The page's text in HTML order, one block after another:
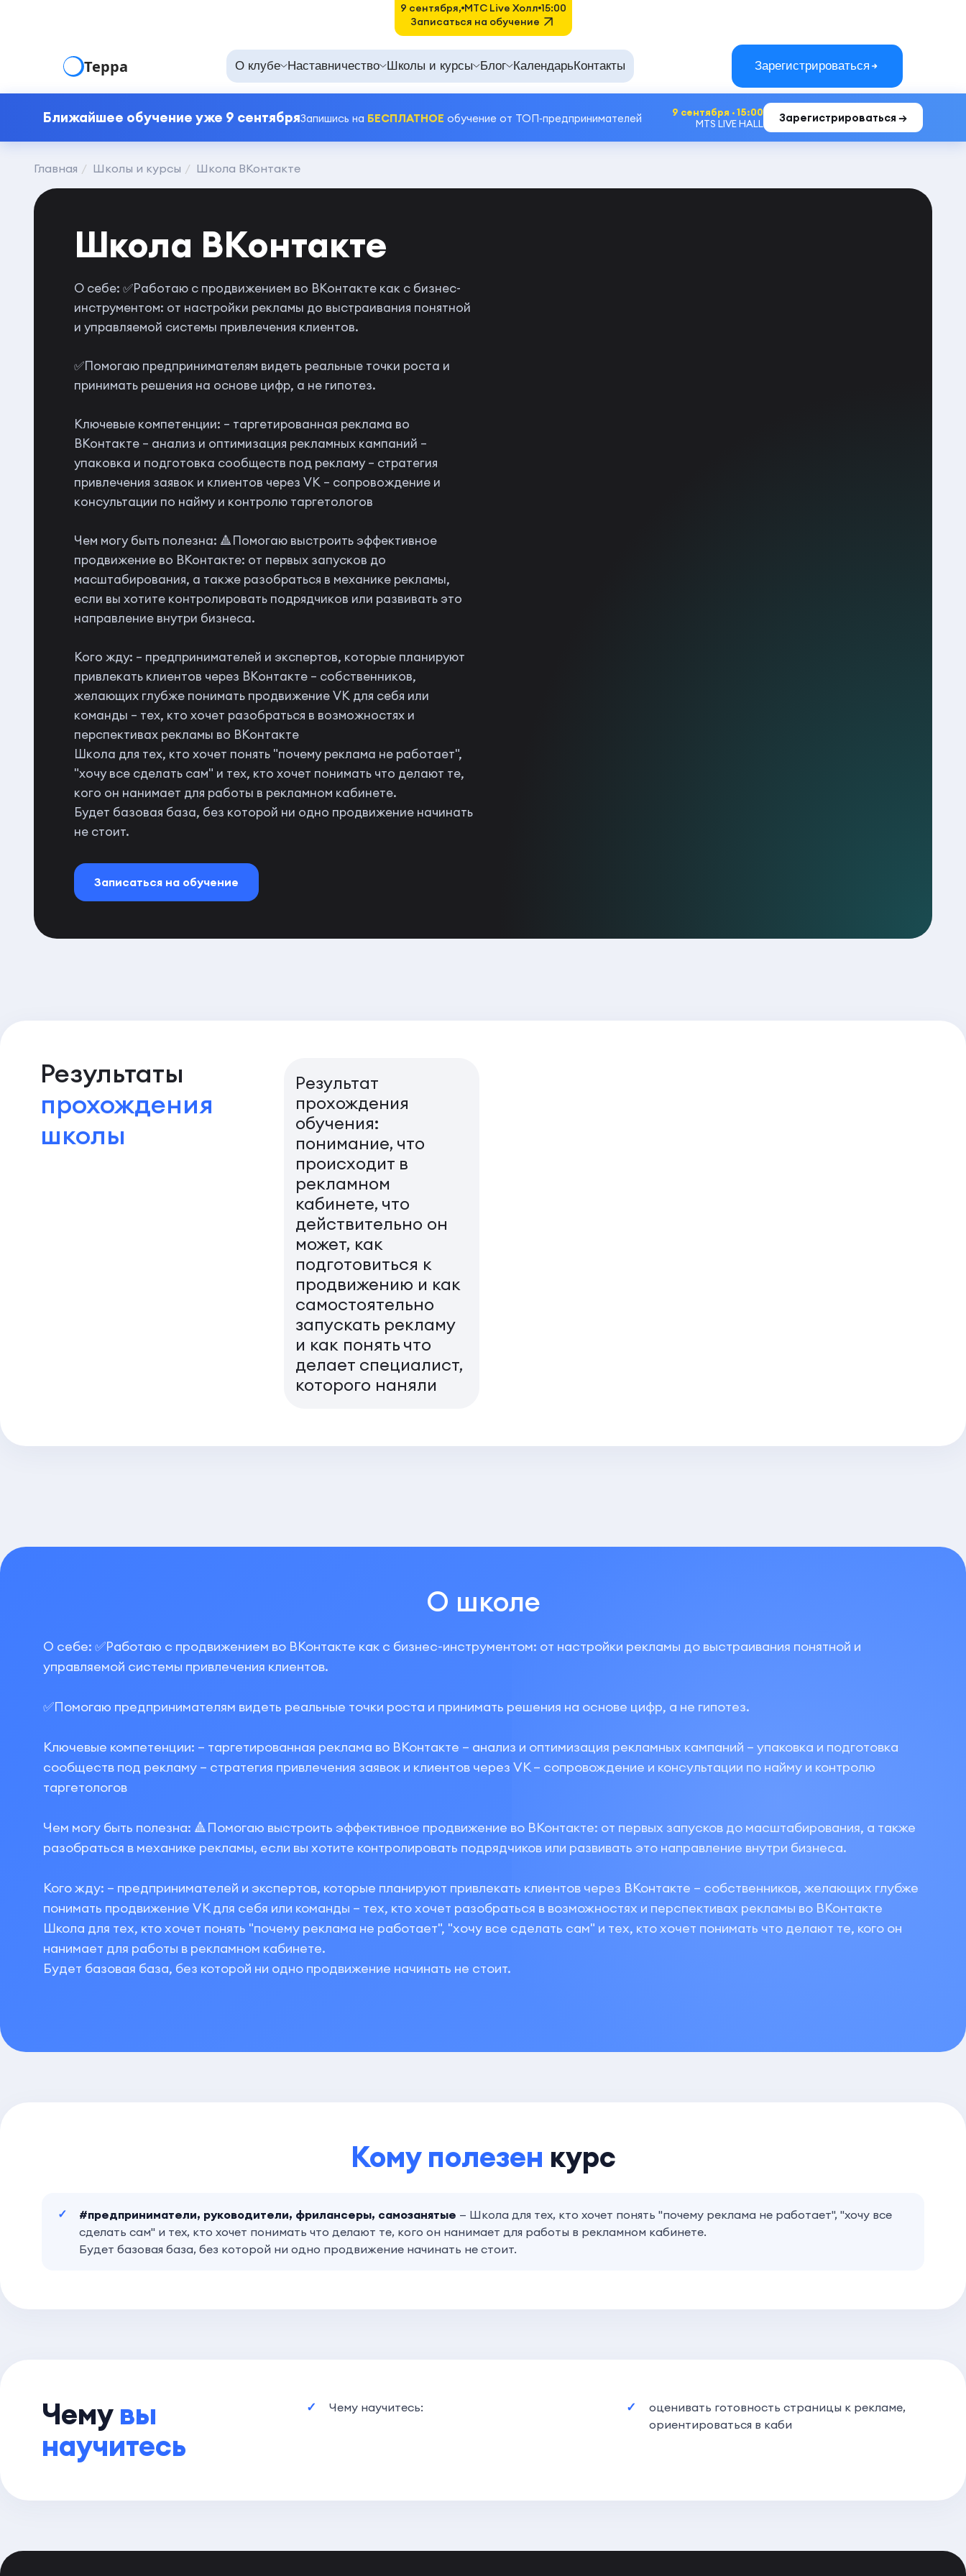
Терра О клубе Наставничество Школы и курсы Блог КалендарьКонтакты Зарегистрироваться
Ближайшее обучение уже 9 сентябряЗапишись на БЕСПЛАТНОЕ обучение от ТОП‑предпринимателей
9 сентября · 15:00
MTS LIVE HALL
Зарегистрироваться →
Главная Школы и курсы Школа ВКонтакте
Школа ВКонтакте
О себе: ✅Работаю с продвижением во ВКонтакте как с бизнес-
инструментом: от настройки рекламы до выстраивания понятной
и управляемой системы привлечения клиентов.
✅Помогаю предпринимателям видеть реальные точки роста и
принимать решения на основе цифр, а не гипотез.
Ключевые компетенции: – таргетированная реклама во
ВКонтакте – анализ и оптимизация рекламных кампаний –
упаковка и подготовка сообществ под рекламу – стратегия
привлечения заявок и клиентов через VK – сопровождение и
консультации по найму и контролю таргетологов
Чем могу быть полезна: 🔺Помогаю выстроить эффективное
продвижение во ВКонтакте: от первых запусков до
масштабирования, а также разобраться в механике рекламы,
если вы хотите контролировать подрядчиков или развивать это
направление внутри бизнеса.
Кого жду: – предпринимателей и экспертов, которые планируют
привлекать клиентов через ВКонтакте – собственников,
желающих глубже понимать продвижение VK для себя или
команды – тех, кто хочет разобраться в возможностях и
перспективах рекламы во ВКонтакте
Школа для тех, кто хочет понять "почему реклама не работает",
"хочу все сделать сам" и тех, кто хочет понимать что делают те,
кого он нанимает для работы в рекламном кабинете.
Будет базовая база, без которой ни одно продвижение начинать
не стоит.
Записаться на обучение
Результаты
прохождения
школы
Результат
прохождения
обучения:
понимание, что
происходит в
рекламном
кабинете, что
действительно он
может, как
подготовиться к
продвижению и как
самостоятельно
запускать рекламу
и как понять что
делает специалист,
которого наняли
О школе
О себе: ✅Работаю с продвижением во ВКонтакте как с бизнес-инструментом: от настройки рекламы до выстраивания понятной и
управляемой системы привлечения клиентов.
✅Помогаю предпринимателям видеть реальные точки роста и принимать решения на основе цифр, а не гипотез.
Ключевые компетенции: – таргетированная реклама во ВКонтакте – анализ и оптимизация рекламных кампаний – упаковка и подготовка
сообществ под рекламу – стратегия привлечения заявок и клиентов через VK – сопровождение и консультации по найму и контролю
таргетологов
Чем могу быть полезна: 🔺Помогаю выстроить эффективное продвижение во ВКонтакте: от первых запусков до масштабирования, а также
разобраться в механике рекламы, если вы хотите контролировать подрядчиков или развивать это направление внутри бизнеса.
Кого жду: – предпринимателей и экспертов, которые планируют привлекать клиентов через ВКонтакте – собственников, желающих глубже
понимать продвижение VK для себя или команды – тех, кто хочет разобраться в возможностях и перспективах рекламы во ВКонтакте
Школа для тех, кто хочет понять "почему реклама не работает", "хочу все сделать сам" и тех, кто хочет понимать что делают те, кого он
нанимает для работы в рекламном кабинете.
Будет базовая база, без которой ни одно продвижение начинать не стоит.
Кому полезен курс
#предприниматели, руководители, фрилансеры, самозанятые — Школа для тех, кто хочет понять "почему реклама не работает", "хочу все
сделать сам" и тех, кто хочет понимать что делают те, кого он нанимает для работы в рекламном кабинете.
Будет базовая база, без которой ни одно продвижение начинать не стоит.
Чемувы
научитесь
Чему научитесь:
оценивать готовность страницы к рекламе,
ориентироваться в каби
9 сентября, MTC Live Холл 15:00
Записаться на обучение